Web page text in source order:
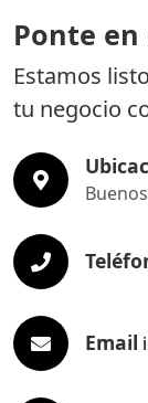
Ponte
Estamos
tu negocio
Email